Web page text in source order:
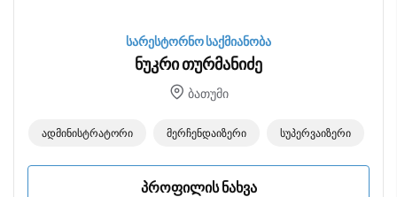
სარესტორნო საქმიანობა
ნუკრი თურმანიძე
ბათუმი
Ადმინისტრატორი Მერჩენდაიზერი Სუპერვაიზერი
პროფილის ნახვა